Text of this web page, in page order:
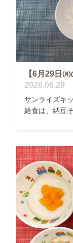
【6月29日
2026.06.29
サンライズ
給食は、納豆